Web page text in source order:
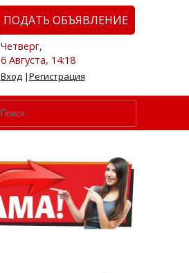
ПОДАТЬ ОБЪЯВЛЕНИЕ
Четверг,
6 Августа, 14:18
Вход|Регистрация